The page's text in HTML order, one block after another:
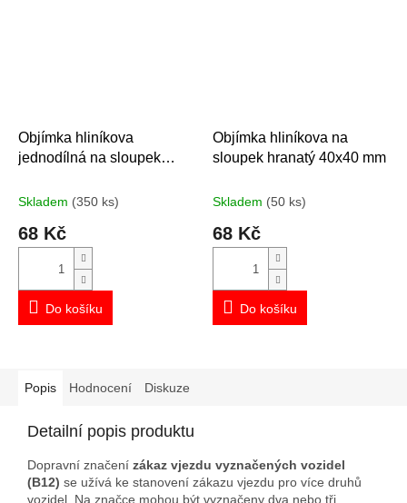
Objímka hliníkova
jednodílná na sloupek
Skladem (350 ks)
68 Kč
Do košíku
Objímka hliníkova na
sloupek hranatý 40x40 mm
Skladem (50 ks)
68 Kč
Do košíku
Popis Hodnocení Diskuze
Detailní popis produktu
Dopravní značení zákaz vjezdu vyznačených vozidel
(B12) se užívá ke stanovení zákazu vjezdu pro více druhů
vozidel. Na značce mohou být vyznačeny dva nebo tři